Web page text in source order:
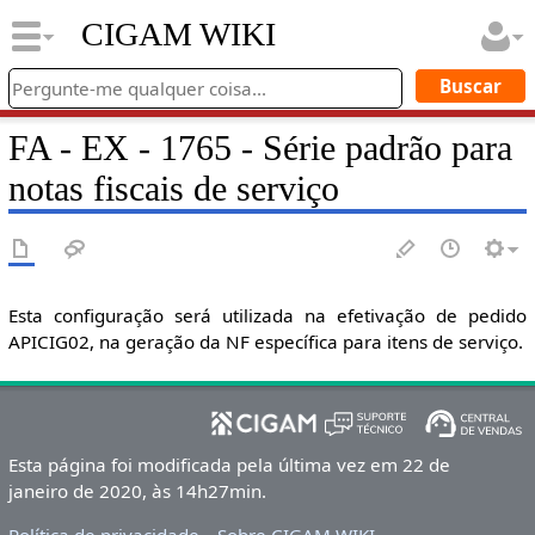
CIGAM WIKI
FA - EX - 1765 - Série padrão para
notas fiscais de serviço
Esta configuração será utilizada na efetivação de pedido
APICIG02, na geração da NF específica para itens de serviço.
Esta página foi modificada pela última vez em 22 de
janeiro de 2020, às 14h27min.